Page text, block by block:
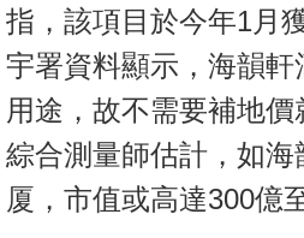
指，該項目於今年1月
宇署資料顯示，海韻
用途，故不需要補地價
綜合測量師估計，如
厦，市值或高達300億